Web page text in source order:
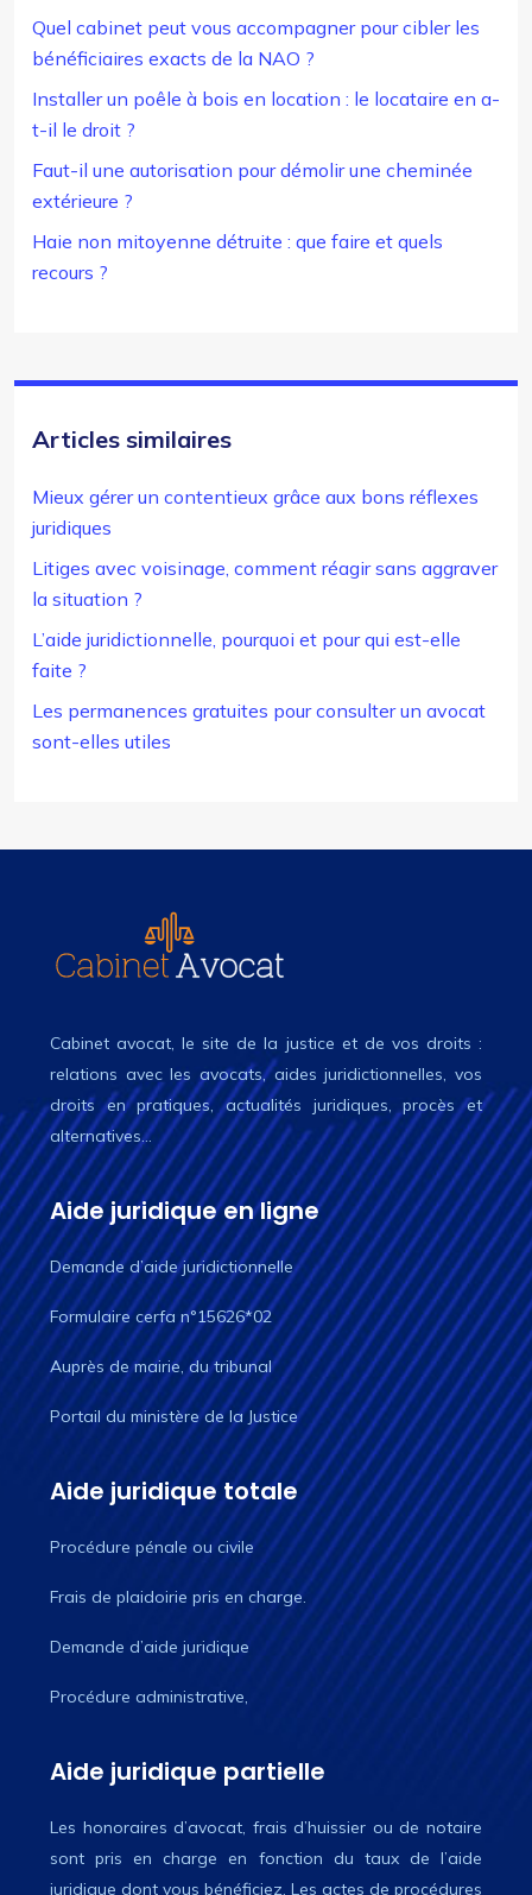
Quel cabinet peut vous accompagner pour cibler les
bénéficiaires exacts de la NAO ?
Installer un poêle à bois en location : le locataire en a-
t-il le droit ?
Faut-il une autorisation pour démolir une cheminée
extérieure ?
Haie non mitoyenne détruite : que faire et quels
recours ?
Articles similaires
Mieux gérer un contentieux grâce aux bons réflexes
juridiques
Litiges avec voisinage, comment réagir sans aggraver
la situation ?
L’aide juridictionnelle, pourquoi et pour qui est-elle
faite ?
Les permanences gratuites pour consulter un avocat
sont-elles utiles
Cabinet avocat, le site de la justice et de vos droits :
relations avec les avocats, aides juridictionnelles, vos
droits en pratiques, actualités juridiques, procès et
alternatives…
Aide juridique en ligne
Demande d’aide juridictionnelle
Formulaire cerfa n°15626*02
Auprès de mairie, du tribunal
Portail du ministère de la Justice
Aide juridique totale
Procédure pénale ou civile
Frais de plaidoirie pris en charge.
Demande d’aide juridique
Procédure administrative,
Aide juridique partielle
Les honoraires d’avocat, frais d’huissier ou de notaire
sont pris en charge en fonction du taux de l’aide
juridique dont vous bénéficiez. Les actes de procédures